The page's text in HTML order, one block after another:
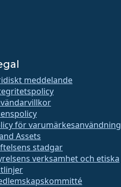
meddelande
för varumärkesanvändning
Assets
stadgar
verksamhet och etiska